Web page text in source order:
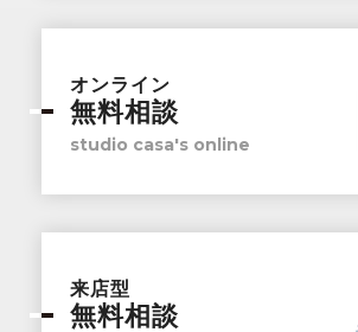
オンライン
無料相談
studio casa's online
来店型
無料相談